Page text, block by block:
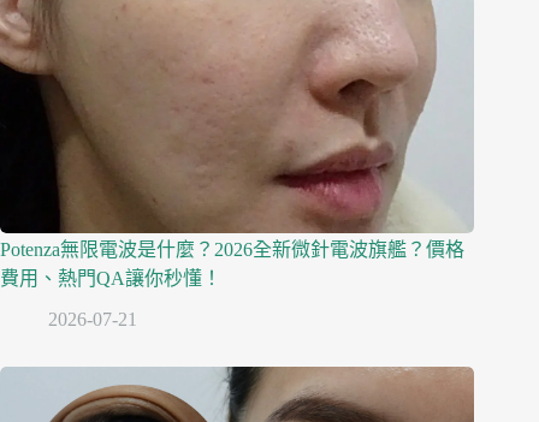
Potenza無限電波是什麼？2026全新微針電波旗艦？價格
費用、熱門QA讓你秒懂！
2026-07-21